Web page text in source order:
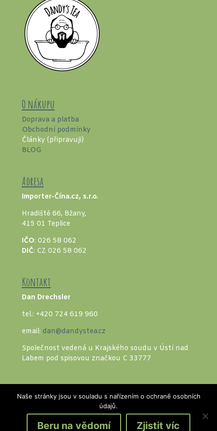
O nákupu
Doprava a platba
Obchodní podmínky
Články (připravuji)
BLOG
Adresa
Importer-Čína.cz, s.r.o.
Hradiště 66, Bžany,
415 01 Teplice
IČO: 026 58 062
DIČ: CZ 026 58 062
Kontakt
Dan Drechsler
tel.: +420 724 619 960
email: dan@dandystea.cz
Společnost vedená u Krajského soudu v Ústí nad
Labem pod spisovou značkou C 33777
Naše stránky jsou v souladu s nařízením o ochraně osobních
údajů.
Beru na vědomí Zjistit víc